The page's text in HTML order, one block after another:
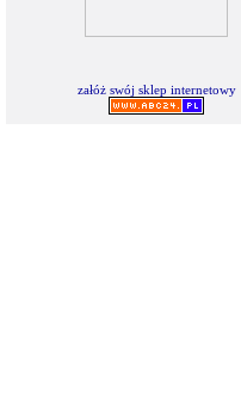
załóż swój sklep internetowy